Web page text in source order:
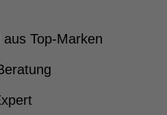
Top-Marken